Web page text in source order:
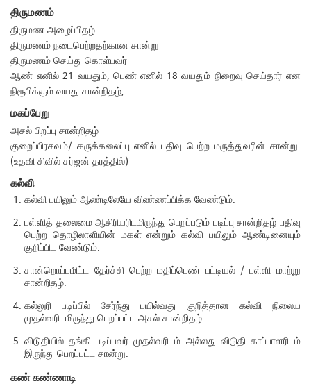
திருமணம்
திருமண அழைப்பிதழ்
திருமணம் நடைபெற்றதற்கான சான்று
திருமணம் செய்து கொள்பவர்
ஆண் எனில் 21 வயதும், பெண் எனில் 18 வயதும் நிறைவு செய்தார் என
நிரூபிக்கும் வயது சான்றிதழ்,
மகப்பேறு
அசல் பிறப்பு சான்றிதழ்
குறைப்பிரசவம்/ கருக்கலைப்பு எனில் பதிவு பெற்ற மருத்துவரின் சான்று.
(உதவி சிவில் சர்ஜன் தரத்தில்)
கல்வி
கல்வி பயிலும் ஆண்டிலேயே விண்ணப்பிக்க வேண்டும்.
பள்ளித் தலைமை ஆசிரியரிடமிருந்து பெறப்படும் படிப்பு சான்றிதழ் பதிவு
பெற்ற தொழிலாளியின் மகள் என்றும் கல்வி பயிலும் ஆண்டினையும்
குறிப்பிட வேண்டும்.
சான்றொப்பமிட்ட தேர்ச்சி பெற்ற மதிப்பெண் பட்டியல் / பள்ளி மாற்று
சான்றிதழ்.
கல்லுரி படிப்பில் சேர்ந்து பயில்வது குறித்தான கல்வி நிலைய
முதல்வரிடமிருந்து பெறப்பட்ட அசல் சான்றிதழ்.
விடுதியில் தங்கி படிப்பவர் முதல்வரிடம் அல்லது விடுதி காப்பாளரிடம்
இருந்து பெறப்பட்ட சான்று.
கண் கண்ணாடி